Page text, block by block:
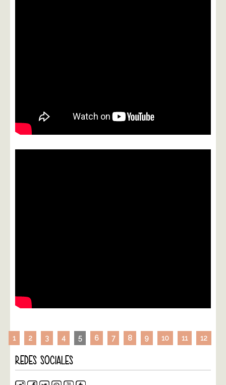
1 2 3 4 5 6 7 8 9 10 11 12
REDES SOCIALES